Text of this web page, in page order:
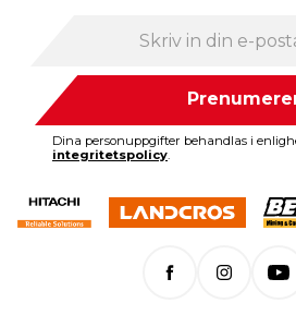
Dina personuppgifter behandlas i
integritetspolicy.